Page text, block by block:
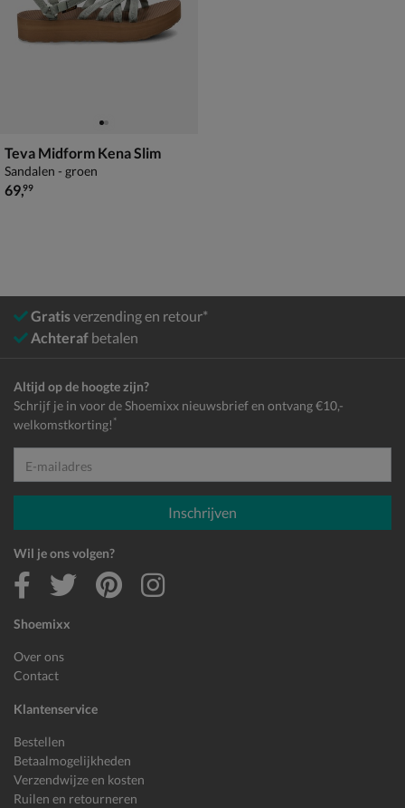
Teva Midform Kena Slim
Sandalen - groen
€ 69,99
69,99
Gratisverzending en retour*
Achteraf betalen
Shoemixx
Over ons
Contact
Klantenservice
Bestellen
Betaalmogelijkheden
Verzendwijze en kosten
Ruilen en retourneren
Altijd op de hoogte zijn?
Schrijf je in voor de Shoemixx nieuwsbrief en ontvang €10,-
welkomstkorting! *
E-mailadres
Inschrijven
Wil je ons volgen?